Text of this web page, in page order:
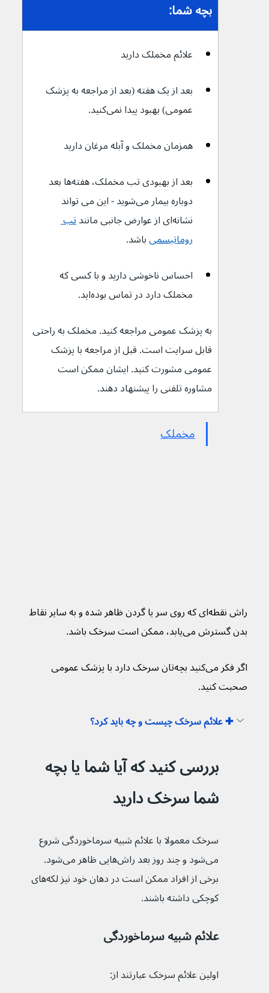
بچه شما:
علائم مخملک دارید
بعد از یک هفته (بعد از مراجعه به پزشک
عمومی) بهبود پیدا نمی‌کنید.
همزمان مخملک و آبله مرغان دارید
بعد از بهبودی تب مخملک، هفته‌ها بعد
دوباره بیمار می‌شوید - این می تواند
نشانه‌ای از عوارض جانبی مانند
تب
روماتیسمی باشد.
احساس ناخوشی دارید و با کسی که
مخملک دارد در تماس بوده‌اید.
به پزشک عمومی مراجعه کنید. مخملک به راحتی
قابل سرایت است. قبل از مراجعه با پزشک
عمومی مشورت کنید. ایشان ممکن است
مشاوره تلفنی را پیشنهاد دهند.
مخملک
راش‌ نقطه‌‌ای که روی سر یا گردن ظاهر شده و به سایر نقاط
بدن گسترش می‌‌یابد، ممکن است سرخک باشد.
اگر فکر می‌کنید بچه‌تان سرخک دارد با پزشک عمومی
صحبت کنید.
✚ علائم سرخک چیست و چه باید کرد؟
بررسی کنید که آیا شما یا بچه
شما سرخک دارید
سرخک معمولا با علائم شبیه سرماخوردگی شروع
می‌شود و چند روز بعد راش‌‌هایی ظاهر می‌شود.
برخی از افراد ممکن است در دهان خود نیز لکه‌های
کوچکی داشته باشند.
علائم شبیه سرماخوردگی
اولین علائم سرخک عبارتند از: